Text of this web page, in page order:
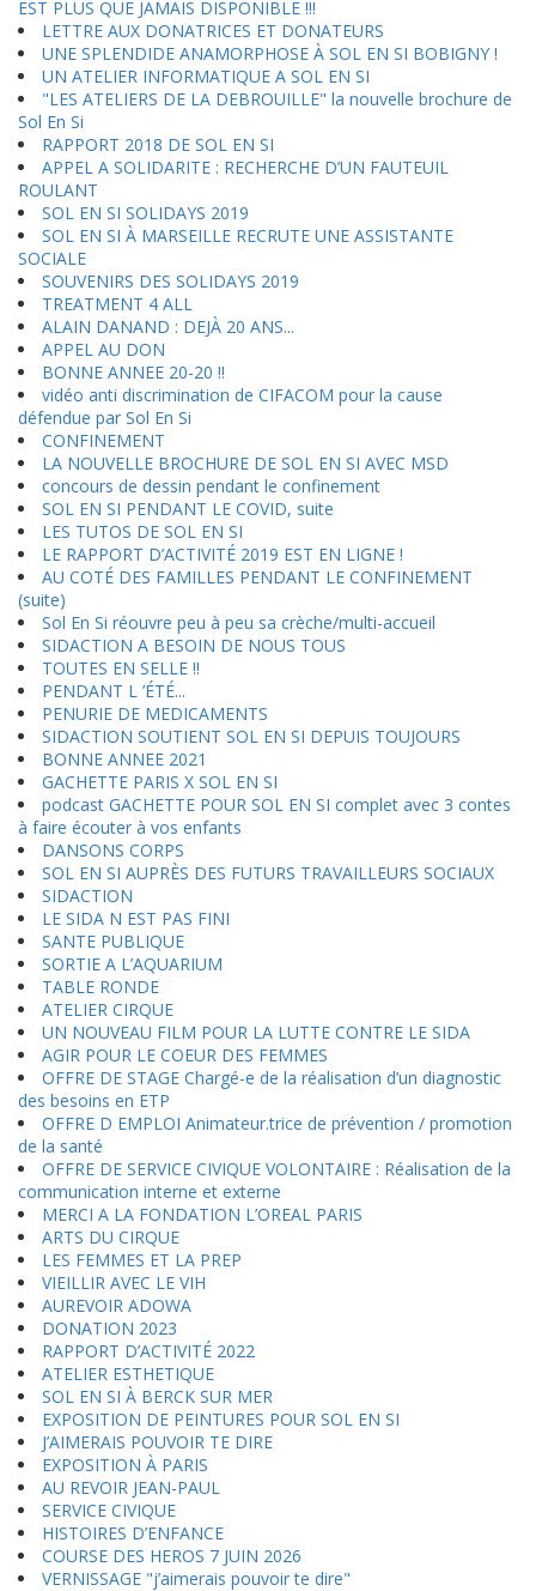
EST PLUS QUE JAMAIS DISPONIBLE !!!
LETTRE AUX DONATRICES ET DONATEURS
UNE SPLENDIDE ANAMORPHOSE À SOL EN SI BOBIGNY !
UN ATELIER INFORMATIQUE A SOL EN SI
"LES ATELIERS DE LA DEBROUILLE" la nouvelle brochure de
Sol En Si
RAPPORT 2018 DE SOL EN SI
APPEL A SOLIDARITE : RECHERCHE D’UN FAUTEUIL
ROULANT
SOL EN SI SOLIDAYS 2019
SOL EN SI À MARSEILLE RECRUTE UNE ASSISTANTE
SOCIALE
SOUVENIRS DES SOLIDAYS 2019
TREATMENT 4 ALL
ALAIN DANAND : DEJÀ 20 ANS...
APPEL AU DON
BONNE ANNEE 20-20 !!
vidéo anti discrimination de CIFACOM pour la cause
défendue par Sol En Si
CONFINEMENT
LA NOUVELLE BROCHURE DE SOL EN SI AVEC MSD
concours de dessin pendant le confinement
SOL EN SI PENDANT LE COVID, suite
LES TUTOS DE SOL EN SI
LE RAPPORT D’ACTIVITÉ 2019 EST EN LIGNE !
AU COTÉ DES FAMILLES PENDANT LE CONFINEMENT
(suite)
Sol En Si réouvre peu à peu sa crèche/multi-accueil
SIDACTION A BESOIN DE NOUS TOUS
TOUTES EN SELLE !!
PENDANT L ’ÉTÉ...
PENURIE DE MEDICAMENTS
SIDACTION SOUTIENT SOL EN SI DEPUIS TOUJOURS
BONNE ANNEE 2021
GACHETTE PARIS X SOL EN SI
podcast GACHETTE POUR SOL EN SI complet avec 3 contes
à faire écouter à vos enfants
DANSONS CORPS
SOL EN SI AUPRÈS DES FUTURS TRAVAILLEURS SOCIAUX
SIDACTION
LE SIDA N EST PAS FINI
SANTE PUBLIQUE
SORTIE A L’AQUARIUM
TABLE RONDE
ATELIER CIRQUE
UN NOUVEAU FILM POUR LA LUTTE CONTRE LE SIDA
AGIR POUR LE COEUR DES FEMMES
OFFRE DE STAGE Chargé-e de la réalisation d’un diagnostic
des besoins en ETP
OFFRE D EMPLOI Animateur.trice de prévention / promotion
de la santé
OFFRE DE SERVICE CIVIQUE VOLONTAIRE : Réalisation de la
communication interne et externe
MERCI A LA FONDATION L’OREAL PARIS
ARTS DU CIRQUE
LES FEMMES ET LA PREP
VIEILLIR AVEC LE VIH
AUREVOIR ADOWA
DONATION 2023
RAPPORT D’ACTIVITÉ 2022
ATELIER ESTHETIQUE
SOL EN SI À BERCK SUR MER
EXPOSITION DE PEINTURES POUR SOL EN SI
J’AIMERAIS POUVOIR TE DIRE
EXPOSITION À PARIS
AU REVOIR JEAN-PAUL
SERVICE CIVIQUE
HISTOIRES D’ENFANCE
COURSE DES HEROS 7 JUIN 2026
VERNISSAGE "j’aimerais pouvoir te dire"